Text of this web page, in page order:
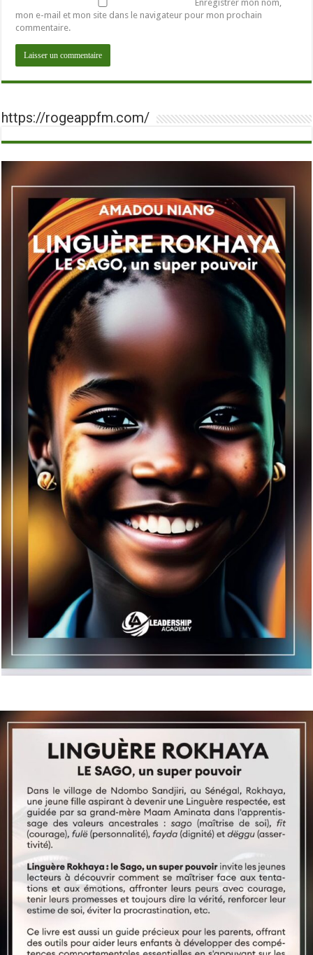
Enregistrer mon nom,
mon e-mail et mon site dans le navigateur pour mon prochain
commentaire.
https://rogeappfm.com/